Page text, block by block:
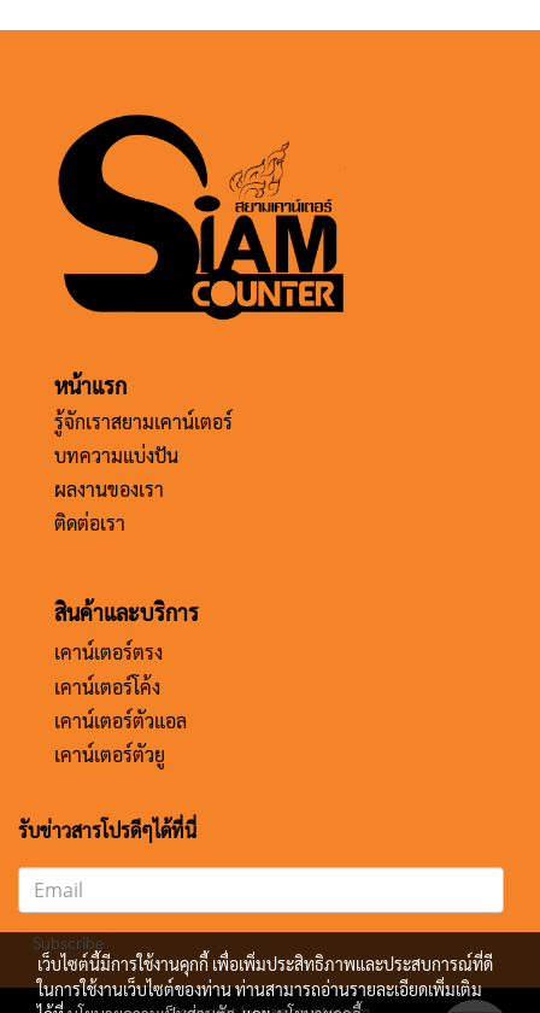
หน้าแรก
รู้จักเราสยามเคาน์เตอร์
บทความแบ่งปัน
ผลงานของเรา
ติดต่อเรา
สินค้าและบริการ
เคาน์เตอร์ตรง
เคาน์เตอร์โค้ง
เคาน์เตอร์ตัวแอล
เคาน์เตอร์ตัวยู
รับข่าวสารโปรดีๆได้ที่นี่
Subscribe
เว็บไซต์นี้มีการใช้งานคุกกี้ เพื่อเพิ่มประสิทธิภาพและประสบการณ์ที่ดี
ในการใช้งานเว็บไซต์ของท่าน ท่านสามารถอ่านรายละเอียดเพิ่มเติม